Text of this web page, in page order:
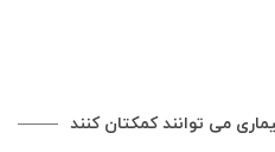
می توانند کمکتان کنند